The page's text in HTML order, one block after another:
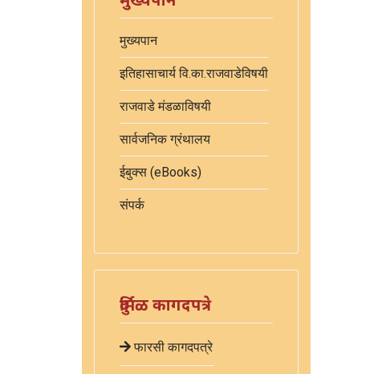
मुख्यपान
इतिहासाचार्य वि.का.राजवाडेविषयी
राजवाडे मंडळाविषयी
सार्वजनिक ग्रंथालय
ईबुक्स (eBooks)
संपर्क
दुर्मिळ कागदपत्रे
फारसी कागदपत्रे